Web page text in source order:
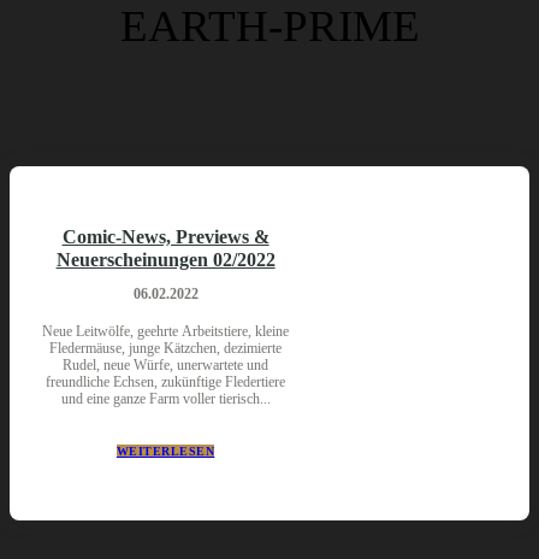
EARTH-PRIME
Comic-News, Previews &
Neuerscheinungen 02/2022
06.02.2022
Neue Leitwölfe, geehrte Arbeitstiere, kleine
Fledermäuse, junge Kätzchen, dezimierte
Rudel, neue Würfe, unerwartete und
freundliche Echsen, zukünftige Fledertiere
und eine ganze Farm voller tierisch...
WEITERLESEN